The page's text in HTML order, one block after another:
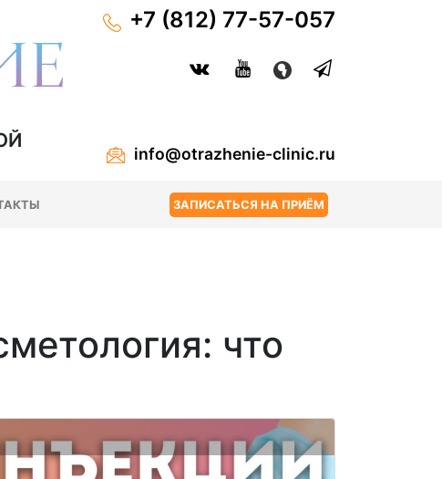
+7 (812) 77-57-057
info@otrazhenie-clinic.ru
ЗАПИСАТЬСЯ НА ПРИЁМ
что